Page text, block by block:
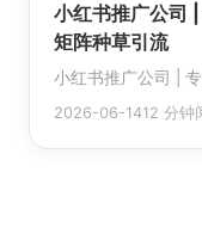
小红书推广公司
矩阵种草引流
小红书推广公司 |
2026-06-1412 分钟